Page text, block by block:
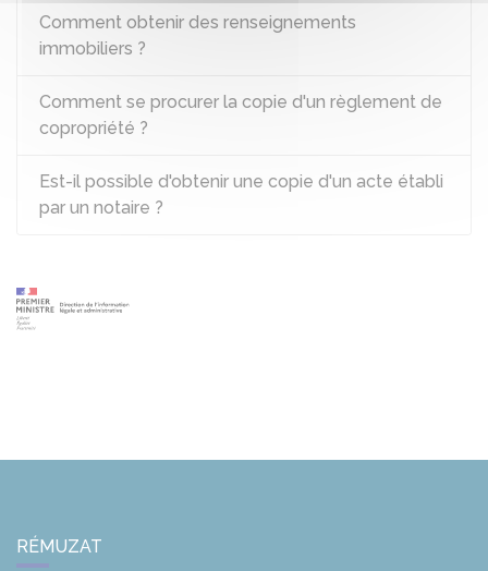
Comment obtenir des renseignements
immobiliers ?
Comment se procurer la copie d'un règlement de
copropriété ?
Est-il possible d'obtenir une copie d'un acte établi
par un notaire ?
RÉMUZAT